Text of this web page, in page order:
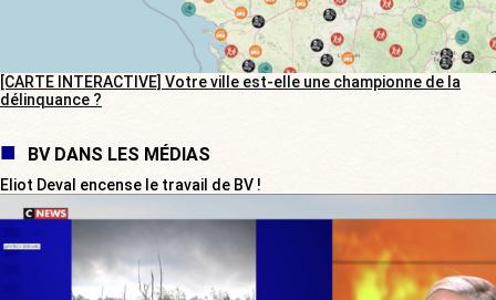
[CARTE INTERACTIVE] Votre ville est-elle une championne de la
délinquance ?
BV DANS LES MÉDIAS
Eliot Deval encense le travail de BV !